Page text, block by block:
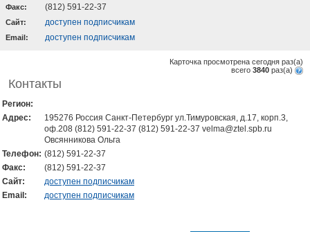
Факс: (812) 591-22-37
Cайт: доступен подписчикам
Email: доступен подписчикам
Карточка просмотрена сегодня раз(a)
всего 3840 раз(a)
Контакты
Регион:
Адрес:
195276 Россия Санкт-Петербург ул.Тимуровская, д.17, корп.3,
оф.208 (812) 591-22-37 (812) 591-22-37 velma@ztel.spb.ru
Овсянникова Ольга
Телефон: (812) 591-22-37
Факс:
(812) 591-22-37
Cайт:
доступен подписчикам
Email:
доступен подписчикам